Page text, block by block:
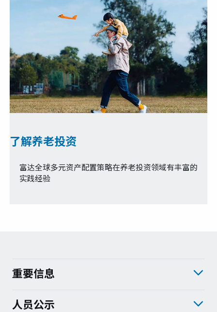
了解养老投资
富达全球多元资产配置策略在养老投资领域有丰富的
实践经验
重要信息
人员公示